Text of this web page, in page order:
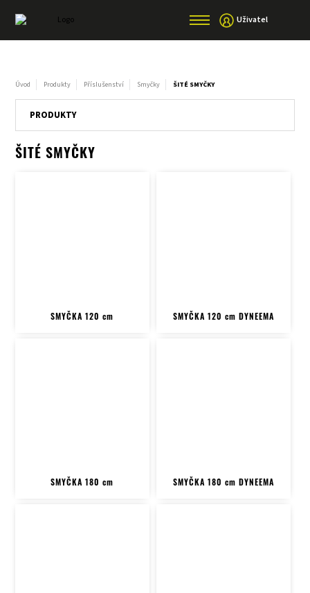
Uživatel
Úvod Produkty Příslušenství Smyčky ŠITÉ SMYČKY
PRODUKTY
ŠITÉ SMYČKY
SMYČKA 120 cm SMYČKA 120 cm DYNEEMA
SMYČKA 180 cm SMYČKA 180 cm DYNEEMA